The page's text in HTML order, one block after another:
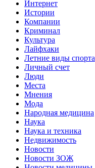
Интернет
Истории
Компании
Криминал
Культура
Лайфхаки
Летние виды спорта
Личный счет
Люди
Места
Мнения
Мода
Народная медицина
Наука
Наука и техника
Недвижимость
Новости
Новости ЗОЖ